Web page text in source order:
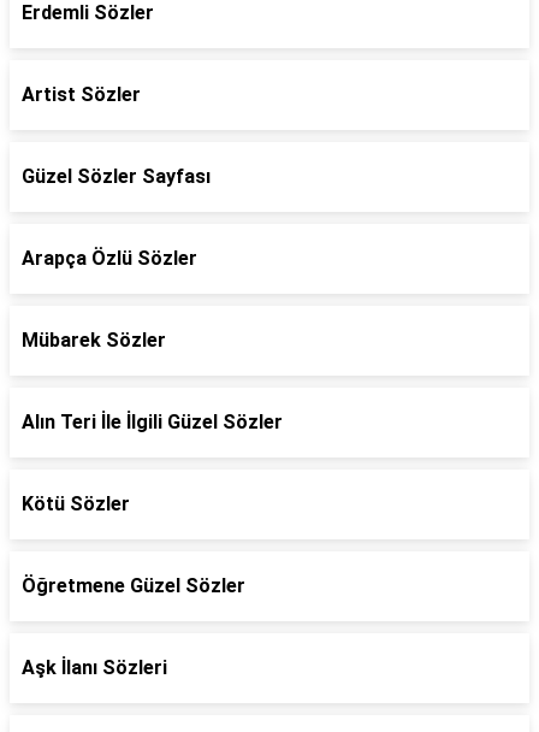
Erdemli Sözler
Artist Sözler
Güzel Sözler Sayfası
Arapça Özlü Sözler
Mübarek Sözler
Alın Teri İle İlgili Güzel Sözler
Kötü Sözler
Öğretmene Güzel Sözler
Aşk İlanı Sözleri